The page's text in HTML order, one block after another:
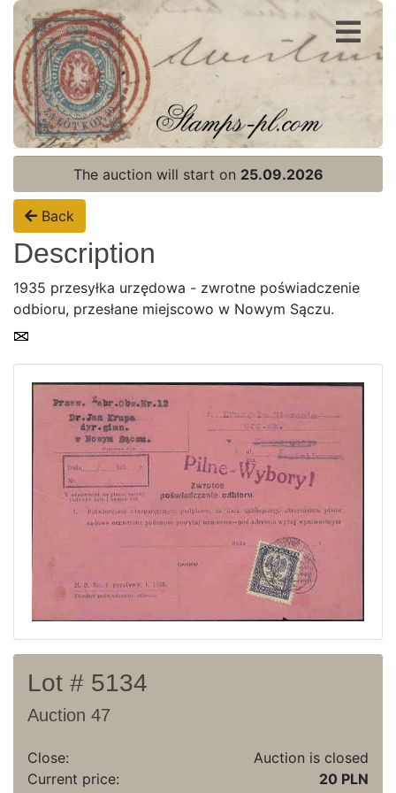
Register
Login
Home page
Current auction
Recent result
Archive
Regulation
Contact
The auction will start on 25.09.2026
Back
Description
1935 przesyłka urzędowa - zwrotne poświadczenie
odbioru, przesłane miejscowo w Nowym Sączu.
Lot # 5134
Auction 47
Close:
Auction is closed
Current price:
20 PLN